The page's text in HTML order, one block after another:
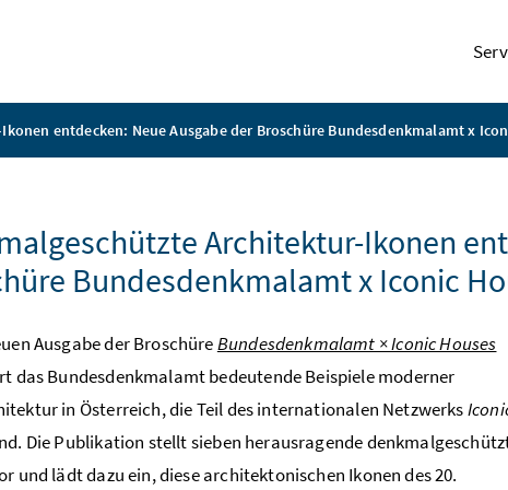
entdecken: Neue Ausgabe der Broschüre Bundesdenkmalamt x
Architektur-Ikonen
Bundesdenkmalamt x Iconic
Ausgabe der BroschüreBundesdenkmalamt × Iconic Houses
das Bundesdenkmalamt bedeutende Beispiele moderner
in Österreich, die Teil des internationalen Netzwerks
Die Publikation stellt sieben herausragende
und lädt dazu ein, diese architektonischen Ikonen des 20.